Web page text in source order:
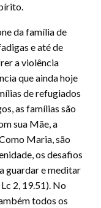
da família de
e até de
a violência
que ainda hoje
de refugiados
as famílias são
sua Mãe, a
Maria, são
os desafios
guardar e meditar
2, 19.51). No
todos os